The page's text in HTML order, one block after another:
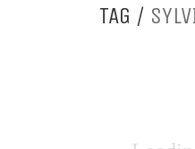
TAG /